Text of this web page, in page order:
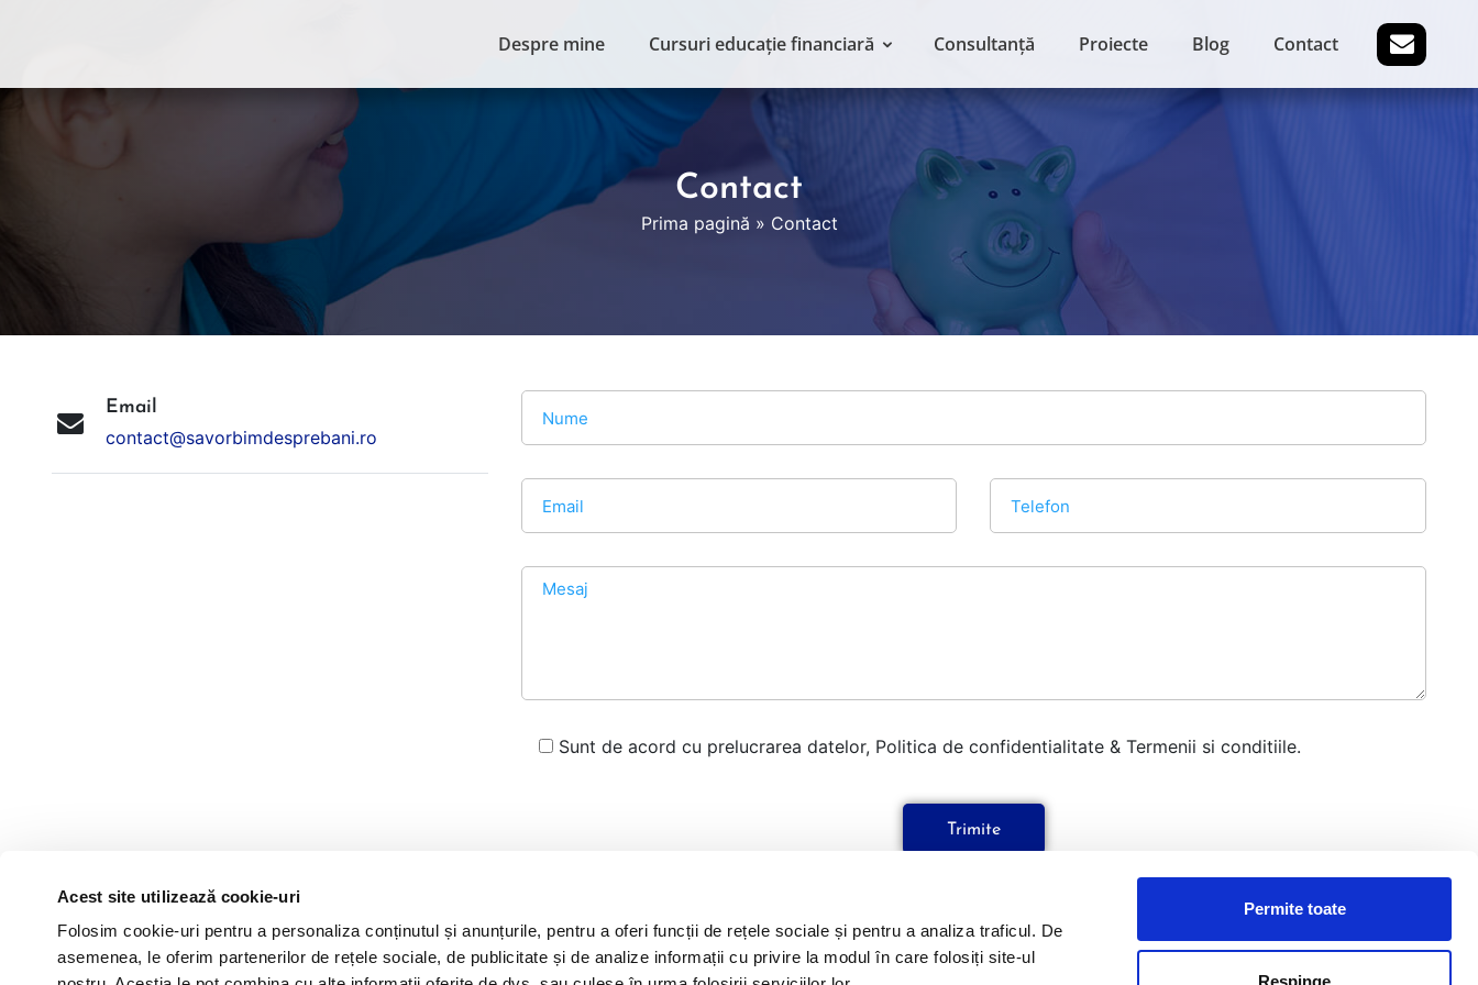
Acest site utilizează cookie-uri
Folosim cookie-uri pentru a personaliza conținutul și anunțurile, pentru a oferi funcții de rețele sociale și pentru a analiza traficul. De
asemenea, le oferim partenerilor de rețele sociale, de publicitate și de analize informații cu privire la modul în care folosiți site-ul
Permite toate
Respinge
Despre mine Cursuri educație financiară Consultanță Proiecte Blog Contact
Contact
Prima pagină » Contact
Email
contact@savorbimdesprebani.ro
Sunt de acord cu prelucrarea datelor, Politica de confidentialitate & Termenii si conditiile.
Info Utile
Cursuri educație financiară
Despre mine